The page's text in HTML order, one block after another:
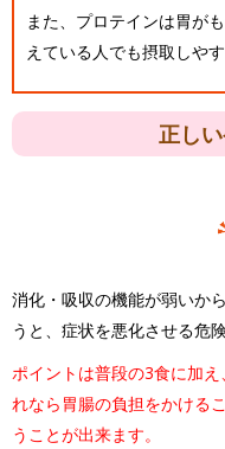
また、プロテインは胃が
えている人でも摂取しや
正し
消化・吸収の機能が弱いか
うと、症状を悪化させる危
ポイントは普段の3食に加
れなら胃腸の負担をかける
うことが出来ます。